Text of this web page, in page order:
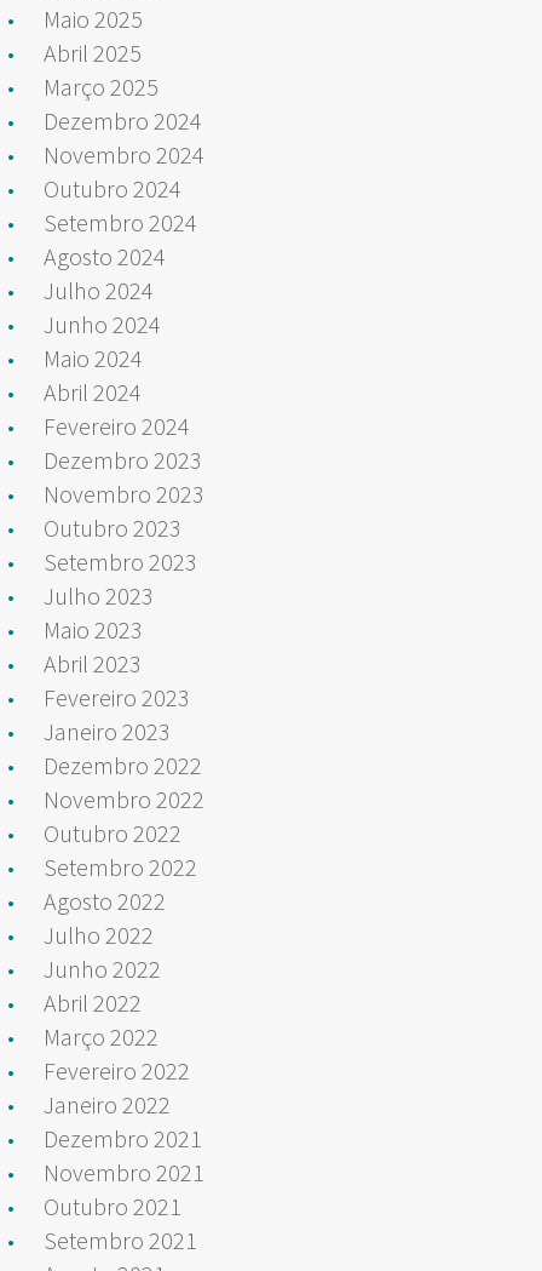
Maio 2025
Abril 2025
Março 2025
Dezembro 2024
Novembro 2024
Outubro 2024
Setembro 2024
Agosto 2024
Julho 2024
Junho 2024
Maio 2024
Abril 2024
Fevereiro 2024
Dezembro 2023
Novembro 2023
Outubro 2023
Setembro 2023
Julho 2023
Maio 2023
Abril 2023
Fevereiro 2023
Janeiro 2023
Dezembro 2022
Novembro 2022
Outubro 2022
Setembro 2022
Agosto 2022
Julho 2022
Junho 2022
Abril 2022
Março 2022
Fevereiro 2022
Janeiro 2022
Dezembro 2021
Novembro 2021
Outubro 2021
Setembro 2021